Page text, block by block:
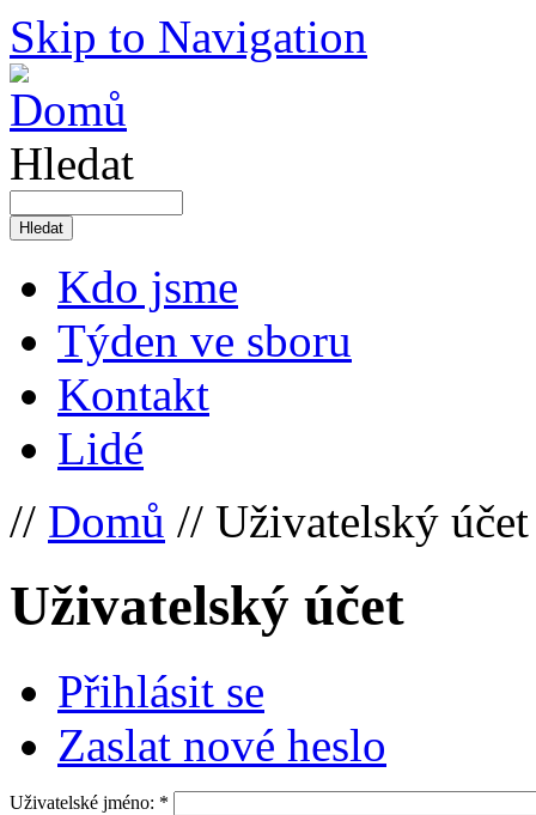
Skip to Navigation
Hledat
Kdo jsme
Týden ve sboru
Kontakt
Lidé
// Domů // Uživatelský účet
Uživatelský účet
Přihlásit se
Zaslat nové heslo
Uživatelské jméno: *